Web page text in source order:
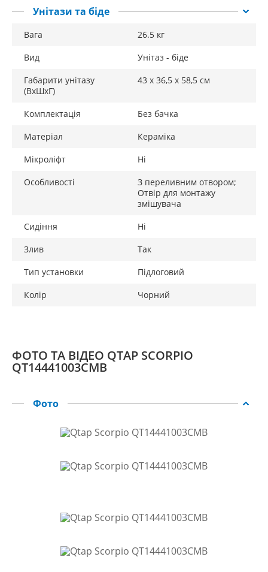
Унітази та біде
Вага
26.5 кг
Вид
Унітаз - біде
Габарити унітазу
(ВхШхГ)
43 х 36,5 х 58,5 см
Комплектація
Без бачка
Матеріал
Кераміка
Мікроліфт
Ні
Особливості
З переливним отвором;
Отвір для монтажу
змішувача
Сидіння
Ні
Злив
Так
Тип установки
Підлоговий
Колір
Чорний
ФОТО ТА ВІДЕО QTAP SCORPIO
QT14441003CMB
Фото